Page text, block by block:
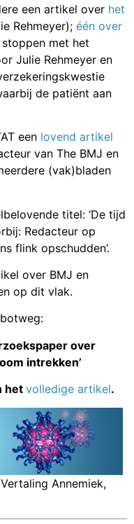
een artikel over het
Rehmeyer); één over
met het
Julie Rehmeyer en
de patiënt aan
een lovend artikel
van The BMJ en
(vak)bladen
titel: ‘De tijd
Redacteur op
flink opschudden’.
over BMJ en
op dit vlak.
over
intrekken’
het volledige artikel.
Annemiek,